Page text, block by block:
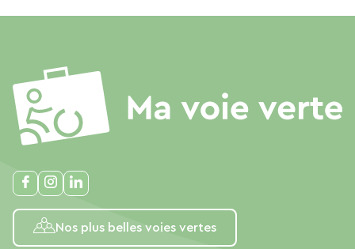
Nos plus belles voies vertes